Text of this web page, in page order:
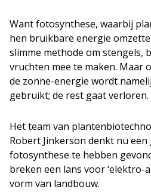
Want fotosynthese, waarbij
hen bruikbare energie
slimme methode om stengels,
vruchten mee te maken. Maar
de zonne-­energie wordt
gebruikt; de rest gaat verloren.
Het team van
Robert Jinkerson denkt nu
fotosynthese te hebben
breken een lans voor ‘elektro­-
vorm van landbouw.